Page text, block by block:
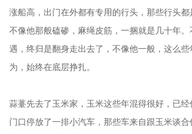
涨船高，出门在外都有专用的行头，那些行头
不像他那般磕碜，麻绳皮筋，一捆就是几十年
遇，终归是翻身走出去了，不像他一般，这么
为，始终在底层挣扎。
蒜薹先去了玉米家，玉米这些年混得很好，已经
门口停放了一排小汽车，那些车来自跟玉米谈